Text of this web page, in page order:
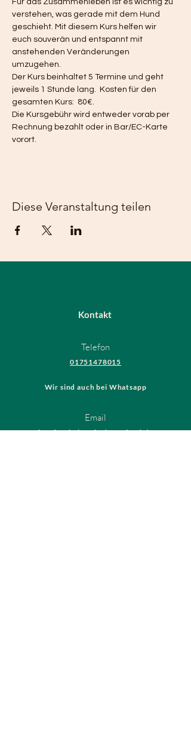
Für das Zusammenleben ist es wichtig zu
verstehen, was gerade mit dem Hund
geschieht. Mit diesem Kurs helfen wir
euch souverän und entspannt mit
anstehenden Veränderungen
umzugehen.
Der Kurs beinhaltet 5 Termine und geht
jeweils 1 Stunde lang.  Kosten für den
gesamten Kurs:  80€.
Die Kursgebühr wird entweder vorab per
Rechnung bezahlt oder in Bar/EC-Karte
vorort.
Diese Veranstaltung teilen
Kontakt
Telefon
01751478015
Wir sind auch bei Whatsapp
Email
hundeschule@thedogsfriend.de